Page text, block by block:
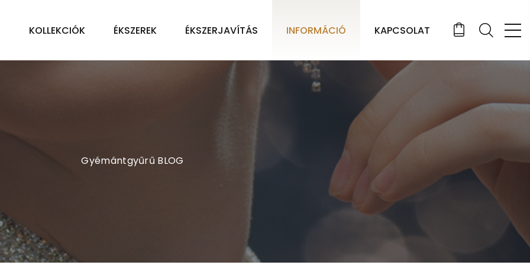
KOLLEKCIÓK ÉKSZEREK ÉKSZERJAVÍTÁS INFORMÁCIÓ KAPCSOLAT
Gyémántgyűrű BLOG